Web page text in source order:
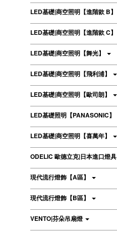
LED基礎|商空照明【進階款 B】
LED基礎|商空照明【進階款 C】
LED基礎|商空照明【舞光】
LED基礎|商空照明【飛利浦】
LED基礎|商空照明【歐司朗】
LED基礎照明【PANASONIC】
LED基礎|商空照明【喜萬年】
ODELIC 歐德立克|日本進口燈具
現代流行燈飾【A區】
現代流行燈飾【B區】
VENTO|芬朵吊扇燈